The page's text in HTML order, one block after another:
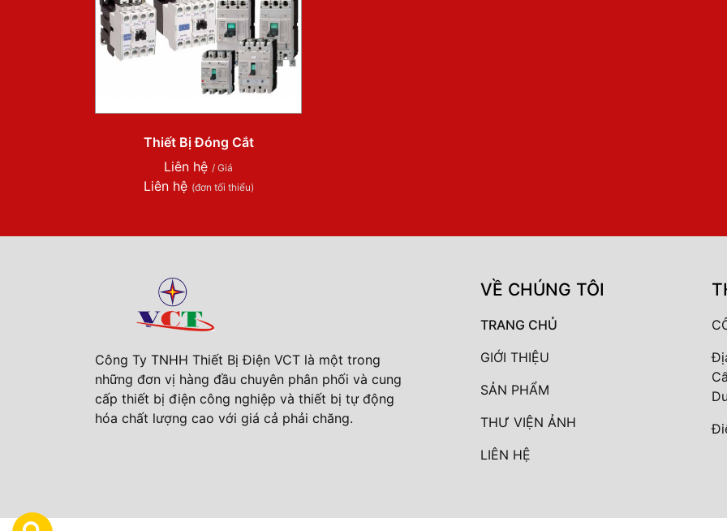
Thiết Bị Đóng Cắt
Liên hệ / Giá
Liên hệ (đơn tối thiểu)
Công Ty TNHH Thiết Bị Điện VCT là một trong
những đơn vị hàng đầu chuyên phân phối và cung
cấp thiết bị điện công nghiệp và thiết bị tự động
hóa chất lượng cao với giá cả phải chăng.
VỀ CHÚNG TÔI
TRANG CHỦ
GIỚI THIỆU
SẢN PHẨM
THƯ VIỆN ẢNH
LIÊN HỆ